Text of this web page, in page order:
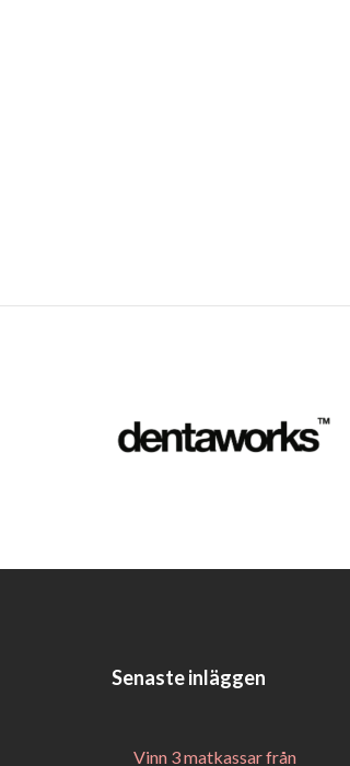
Senaste inläggen
Vinn 3 matkassar från